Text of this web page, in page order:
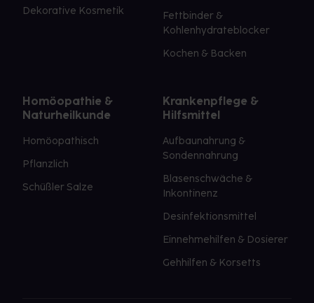
Dekorative Kosmetik
Fettbinder &
Kohlenhydrateblocker
Kochen & Backen
Homöopathie &
Naturheilkunde
Homöopathisch
Pflanzlich
Schüßler Salze
Krankenpflege &
Hilfsmittel
Aufbaunahrung &
Sondennahrung
Blasenschwäche &
Inkontinenz
Desinfektionsmittel
Einnehmehilfen & Dosierer
Gehhilfen & Korsetts